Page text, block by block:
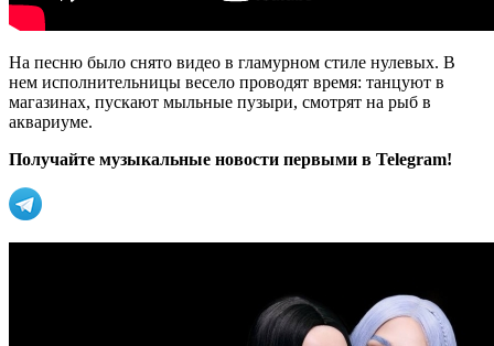
На песню было снято видео в гламурном стиле нулевых. В
нем исполнительницы весело проводят время: танцуют в
магазинах, пускают мыльные пузыри, смотрят на рыб в
аквариуме.
Получайте музыкальные новости первыми в Telegram!